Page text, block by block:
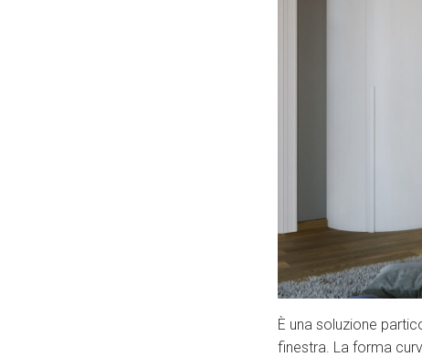
È una soluzione
finestra. La forma